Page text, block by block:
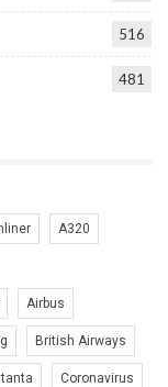
516
481
A320
Airbus
British Airways
Coronavirus